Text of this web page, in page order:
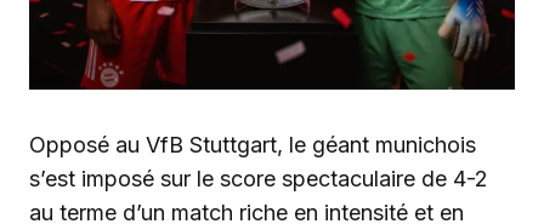
Opposé au VfB Stuttgart, le géant munichois
s’est imposé sur le score spectaculaire de 4-2
au terme d’un match riche en intensité et en